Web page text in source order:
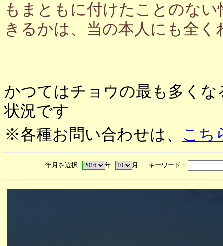
もまともに付けたことのな
きるかは、当の本人にも全く
かつてはチョウの最も多く
状況です
※各種お問い合わせは、 こち
年月を選択 年 月 キーワード：